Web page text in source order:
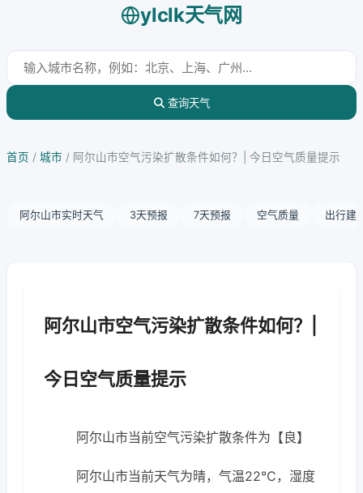
ylclk天气网
查询天气
首页 / 城市 / 阿尔山市空气污染扩散条件如何？| 今日空气质量提示
阿尔山市实时天气 3天预报 7天预报 空气质量 出行建
阿尔山市空气污染扩散条件如何？|
今日空气质量提示
阿尔山市当前空气污染扩散条件为【良】
阿尔山市当前天气为晴，气温22℃，湿度